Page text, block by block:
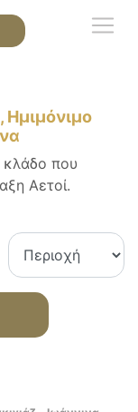
Ημιμόνιμο
κλάδο που
Αετοί.